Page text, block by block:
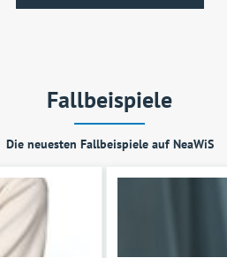
Fallbeispiele
Die neuesten Fallbeispiele auf NeaWiS